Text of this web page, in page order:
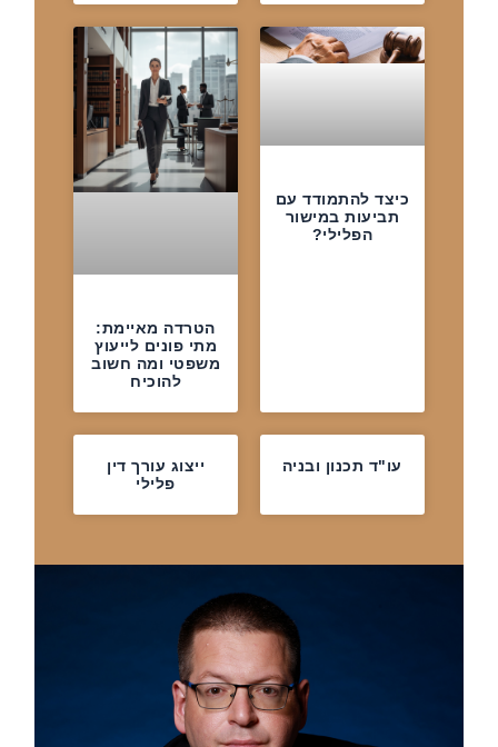
כיצד להתמודד עם
תביעות במישור
הפלילי?
הטרדה מאיימת:
מתי פונים לייעוץ
משפטי ומה חשוב
להוכיח
עו"ד תכנון ובניה
ייצוג עורך דין
פלילי